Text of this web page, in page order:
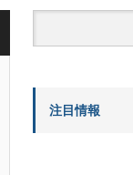
注目情報